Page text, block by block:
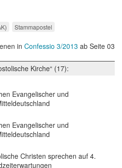
Stammapostel
in Confessio 3/2013 ab Seite 03
Kirche“ (17):
Evangelischer und
Evangelischer und
Christen sprechen auf 4.